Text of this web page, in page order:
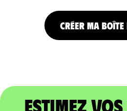
CRÉER MA BOÎTE
Estimez